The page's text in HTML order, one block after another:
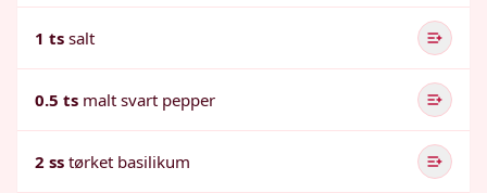
1 ts salt
0.5 ts malt svart pepper
2 ss tørket basilikum